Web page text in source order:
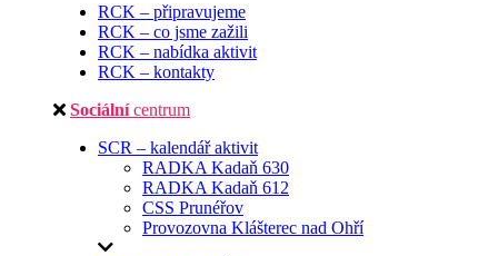
RCK – připravujeme
RCK – co jsme zažili
RCK – nabídka aktivit
RCK – kontakty
Sociální centrum
SCR – kalendář aktivit
RADKA Kadaň 630
RADKA Kadaň 612
CSS Prunéřov
Provozovna Klášterec nad Ohří